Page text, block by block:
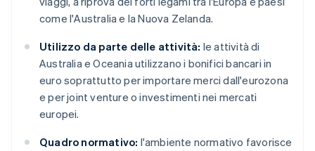
come l'Australia e la Nuova Zelanda.
Utilizzo da parte delle attività: le attività di
Australia e Oceania utilizzano i bonifici bancari in
euro soprattutto per importare merci dall'eurozona
e per joint venture o investimenti nei mercati
europei.
Quadro normativo: l'ambiente normativo favorisce